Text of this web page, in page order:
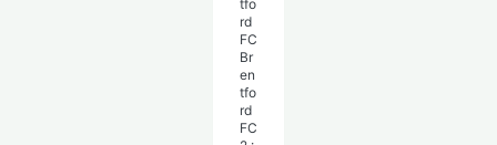
Br
en
tfo
rd
FC